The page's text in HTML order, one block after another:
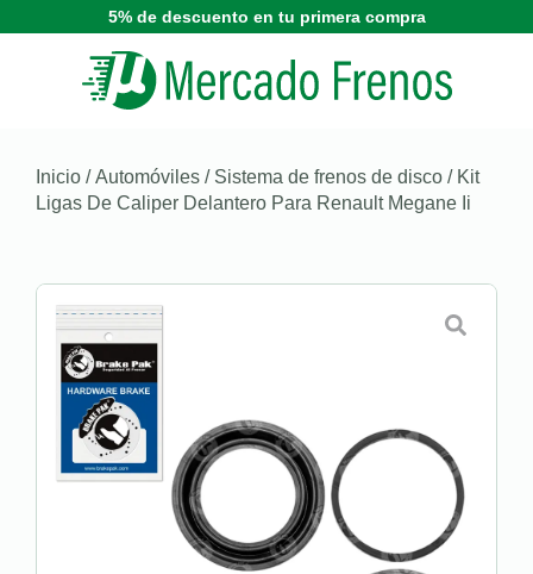
5% de descuento en tu primera compra
Inicio /Automóviles / Sistema de frenos de disco / Kit
Ligas De Caliper Delantero Para Renault Megane Ii